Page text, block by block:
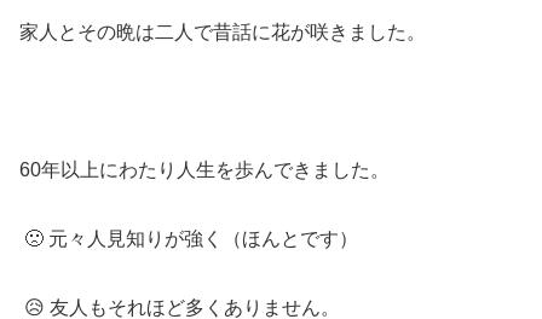
家人とその晩は二人で昔話に花が咲きました。
60年以上にわたり人生を歩んできました。
🙁 元々人見知りが強く（ほんとです）
😥 友人もそれほど多くありません。